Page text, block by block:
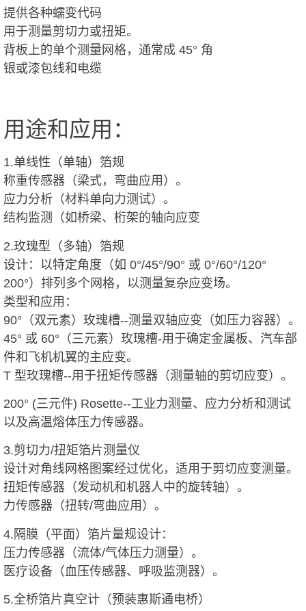
提供各种蠕变代码
用于测量剪切力或扭矩。
背板上的单个测量网格，通常成 45° 角
银或漆包线和电缆
用途和应用：
1.单线性（单轴）箔规
称重传感器（梁式，弯曲应用）。
应力分析（材料单向力测试）。
结构监测（如桥梁、桁架的轴向应变
2.玫瑰型（多轴）箔规
设计：以特定角度（如 0°/45°/90° 或 0°/60°/120°
200°）排列多个网格，以测量复杂应变场。
类型和应用：
90°（双元素）玫瑰槽--测量双轴应变（如压力容器）。
45° 或 60°（三元素）玫瑰槽-用于确定金属板、汽车部
件和飞机机翼的主应变。
T 型玫瑰槽--用于扭矩传感器（测量轴的剪切应变）。
200° (三元件) Rosette--工业力测量、应力分析和测试
以及高温熔体压力传感器。
3.剪切力/扭矩箔片测量仪
设计对角线网格图案经过优化，适用于剪切应变测量。
扭矩传感器（发动机和机器人中的旋转轴）。
力传感器（扭转/弯曲应用）。
4.隔膜（平面）箔片量规设计：
压力传感器（流体/气体压力测量）。
医疗设备（血压传感器、呼吸监测器）。
5.全桥箔片真空计（预装惠斯通电桥）